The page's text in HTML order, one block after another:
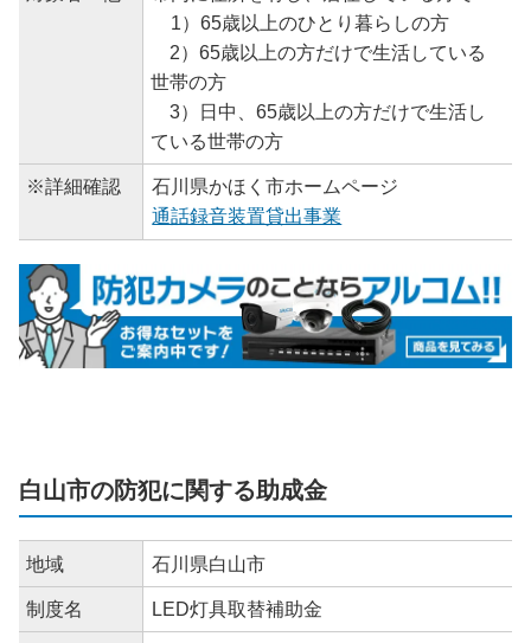
1）65歳以上のひとり暮らしの方
2）65歳以上の方だけで生活している
世帯の方
3）日中、65歳以上の方だけで生活し
ている世帯の方
※詳細確認
石川県かほく市ホームページ
通話録音装置貸出事業
白山市の防犯に関する助成金
地域 石川県白山市
制度名 LED灯具取替補助金